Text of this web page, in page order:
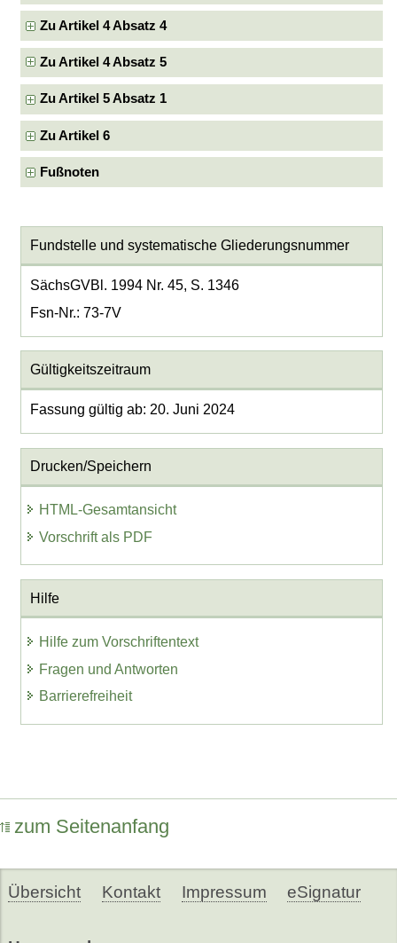
Zu Artikel 4 Absatz 4
Zu Artikel 4 Absatz 5
Zu Artikel 5 Absatz 1
Zu Artikel 6
Fußnoten
Fundstelle und systematische Gliederungsnummer
SächsGVBl. 1994 Nr. 45, S. 1346
Fsn-Nr.: 73-7V
Gültigkeitszeitraum
Fassung gültig ab: 20. Juni 2024
Drucken/Speichern
HTML-Gesamtansicht
Vorschrift als PDF
Hilfe
Hilfe zum Vorschriftentext
Fragen und Antworten
Barrierefreiheit
zum Seitenanfang
Übersicht Kontakt Impressum eSignatur